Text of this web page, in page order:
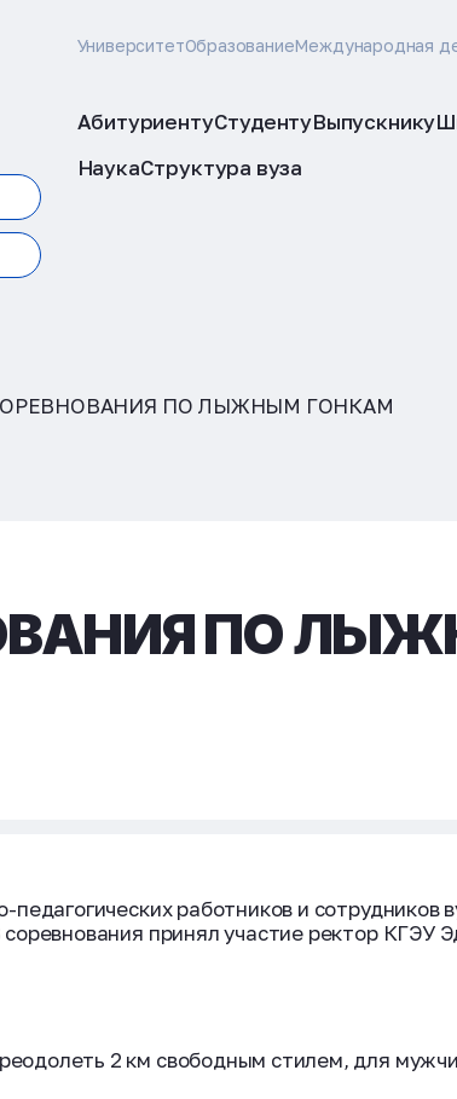
УниверситетОбразованиеМеждународная
АбитуриентуСтудентуВыпускнику
НаукаСтруктура вуза
ПО ЛЫЖНЫМ ГОНКАМ
ПО
работников и сотрудников
принял участие ректор КГЭУ
2 км свободным стилем, для